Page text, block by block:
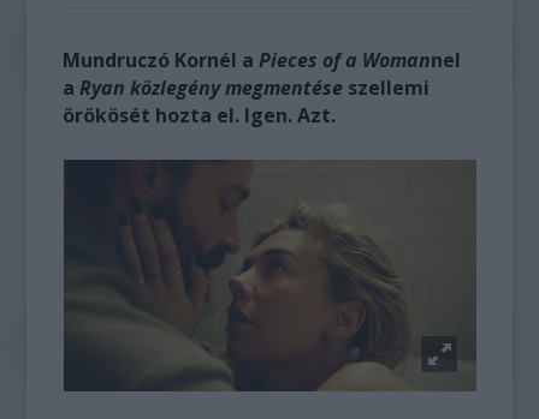
Mundruczó Kornél aPieces of a Womannel
aRyan közlegénymegmentése szellemi
örökösét hozta el. Igen. Azt.